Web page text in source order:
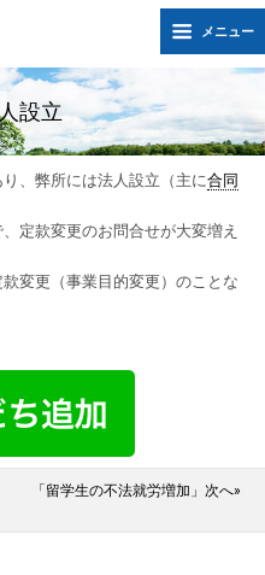
メニュー
設立
、弊所には法人設立（主に合同
定款変更のお問合せが大変増え
変更（事業目的変更）のことな
「留学生の不法就労増加」次へ»